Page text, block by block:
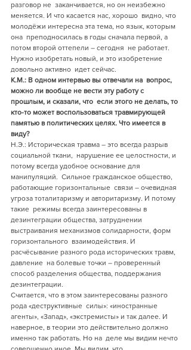
разговор не  заканчивается, но он неизбежно
меняется. И что касается нас, хорошо  видно, что
молодёжи интересна эта тема, но язык, которым
она  преподносилась в годы сначала первой, а
потом второй оттепели – сегодня  не работает.
Нужно изобретать новый, и это изобретение
довольно активно  идет сейчас.
К.М.: В одном интервью вы отвечали на  вопрос,
можно ли вообще не вести эту работу с
прошлым, и сказали, что  если этого не делать, то
кто-то может воспользоваться травмирующей
памятью в политических целях. Что имеется в
виду?
Н.Э.: Историческая травма – это всегда разрыв
социальной ткани,  нарушение ее целостности, и
потому всегда удобное основание для
манипуляций.  Сильное гражданское общество,
работающие горизонтальные  связи – очевидная
угроза тоталитаризму и авторитаризму. И потому
такие  режимы всегда заинтересованы в
дезинтеграции общества, затруднении
выстраивания механизмов солидарности, форм
горизонтального  взаимодействия. И
расчёсывание разного рода исторических травм,
давление  на болевые точки – проверенный
способ разделения общества, поддержания
дезинтеграции.
Считается, что в этом заинтересованы разного
рода «деструктивные  силы»: «иностранные
агенты», «Запад», «экстремисты» и так далее. И
наверное, в теории это действительно должно
именно так работать. Но на  деле мы видим нечто